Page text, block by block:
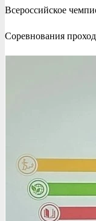
Всероссийское
Соревнования